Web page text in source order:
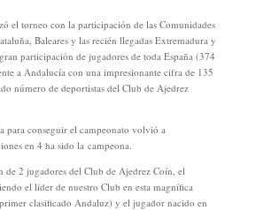
el torneo con la participación de las Comunidades
Baleares y las recién llegadas Extremadura y
participación de jugadores de toda España (374
a Andalucía con una impresionante cifra de 135
número de deportistas del Club de Ajedrez
para conseguir el campeonato volvió a
en 4 ha sido la campeona.
de 2 jugadores del Club de Ajedrez Coín, el
el líder de nuestro Club en esta magnífica
clasificado Andaluz) y el jugador nacido en